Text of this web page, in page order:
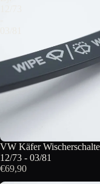
VW Käfer
12/73 - 03/81
€69,90